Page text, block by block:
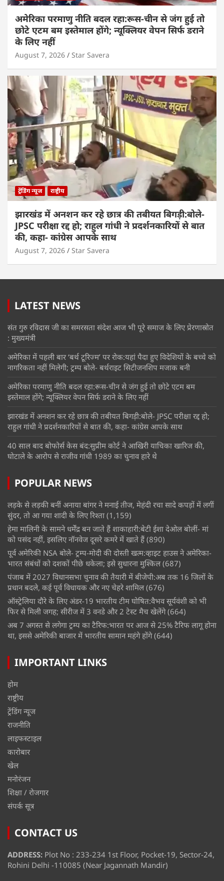
अमेरिका परमाणु नीति बदल रहा:रूस-चीन से जंग हुई तो
छोटे एटम बम इस्तेमाल होंगे; न्यूक्लियर वेपन सिर्फ डराने
के लिए नहीं
August 7, 2026 Star Savera
ट्रेंडिंग न्यूज राष्ट्रीय
झारखंड में अनशन कर रहे छात्र की तबीयत बिगड़ी:बोले-
JPSC परीक्षा रद्द हो; राहुल गांधी ने प्रदर्शनकारियों से बात
की, कहा- कांग्रेस आपके साथ
August 7, 2026 Star Savera
LATEST NEWS
संत गुरु रविदास जी का समरसता संदेश आज भी पूरे समाज के लिए प्रेरणास्रोत
: मुख्यमंत्री
अमेरिका में पहली बार ‘बर्थ टूरिज्म’ पर रोक:यहां पैदा हुए विदेशियों के बच्चे को
नागरिकता नहीं मिलेगी; ट्रम्प बोले- बर्थराइट सिटीजनशिप मजाक बनी
अमेरिका परमाणु नीति बदल रहा:रूस-चीन से जंग हुई तो छोटे एटम बम
इस्तेमाल होंगे; न्यूक्लियर वेपन सिर्फ डराने के लिए नहीं
झारखंड में अनशन कर रहे छात्र की तबीयत बिगड़ी:बोले- JPSC परीक्षा रद्द हो;
राहुल गांधी ने प्रदर्शनकारियों से बात की, कहा- कांग्रेस आपके साथ
40 साल बाद बोफोर्स केस बंद:सुप्रीम कोर्ट ने आखिरी याचिका खारिज की,
घोटाले के आरोप से राजीव गांधी 1989 का चुनाव हारे थे
POPULAR NEWS
लड़के से लड़की बनीं अनाया बांगर ने मनाई तीज, मेहंदी रचा सादे कपड़ों में लगीं
सुंदर, तो आ गया शादी के लिए रिश्ता (1,159)
हेमा मालिनी के सामने धर्मेंद्र बन जाते हैं शाकाहारी:बेटी ईशा देओल बोलीं- मां
को पसंद नहीं, इसलिए नॉनवेज दूसरे कमरे में खाते हैं (890)
पूर्व अमेरिकी NSA बोले- ट्रम्प-मोदी की दोस्ती खत्म:व्हाइट हाउस ने अमेरिका-
भारत संबंधों को दशकों पीछे धकेला; इसे सुधारना मुश्किल (687)
पंजाब में 2027 विधानसभा चुनाव की तैयारी में बीजेपी:अब तक 16 जिलों के
प्रधान बदले, कई पूर्व विधायक और नए चेहरे शामिल (676)
ऑस्ट्रेलिया दौरे के लिए अंडर-19 भारतीय टीम घोषित:वैभव सूर्यवंशी को भी
फिर से मिली जगह; सीरीज में 3 वनडे और 2 टेस्ट मैच खेलेंगे (664)
अब 7 अगस्त से लगेगा ट्रम्प का टैरिफ:भारत पर आज से 25% टैरिफ लागू होना
था, इससे अमेरिकी बाजार में भारतीय सामान महंगे होंगे (644)
IMPORTANT LINKS
होम
राष्ट्रीय
ट्रेंडिंग न्यूज
राजनीति
लाइफस्टाइल
कारोबार
खेल
मनोरंजन
शिक्षा / रोजगार
संपर्क सूत्र
CONTACT US
ADDRESS: Plot No : 233-234 1st Floor, Pocket-19, Sector-24,
Rohini Delhi -110085 (Near Jagannath Mandir)